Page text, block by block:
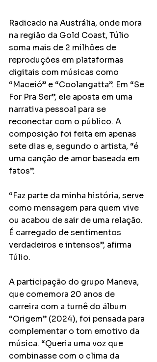
Radicado na Austrália, onde mora
na região da Gold Coast, Túlio
soma mais de 2 milhões de
reproduções em plataformas
digitais com músicas como
“Maceió” e “Coolangatta”. Em “Se
For Pra Ser”, ele aposta em uma
narrativa pessoal para se
reconectar com o público. A
composição foi feita em apenas
sete dias e, segundo o artista, “é
uma canção de amor baseada em
fatos”.
“Faz parte da minha história, serve
como mensagem para quem vive
ou acabou de sair de uma relação.
É carregado de sentimentos
verdadeiros e intensos”, afirma
Túlio.
A participação do grupo Maneva,
que comemora 20 anos de
carreira com a turnê do álbum
“Origem” (2024), foi pensada para
complementar o tom emotivo da
música. “Queria uma voz que
combinasse com o clima da